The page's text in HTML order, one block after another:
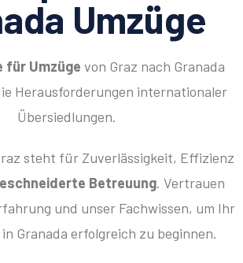
Umzüge
für Umzüge von Graz nach Granada
Herausforderungen internationaler
Übersiedlungen.
steht für Zuverlässigkeit, Effizienz
Betreuung. Vertrauen
und unser Fachwissen, um Ihr
Granada erfolgreich zu beginnen.